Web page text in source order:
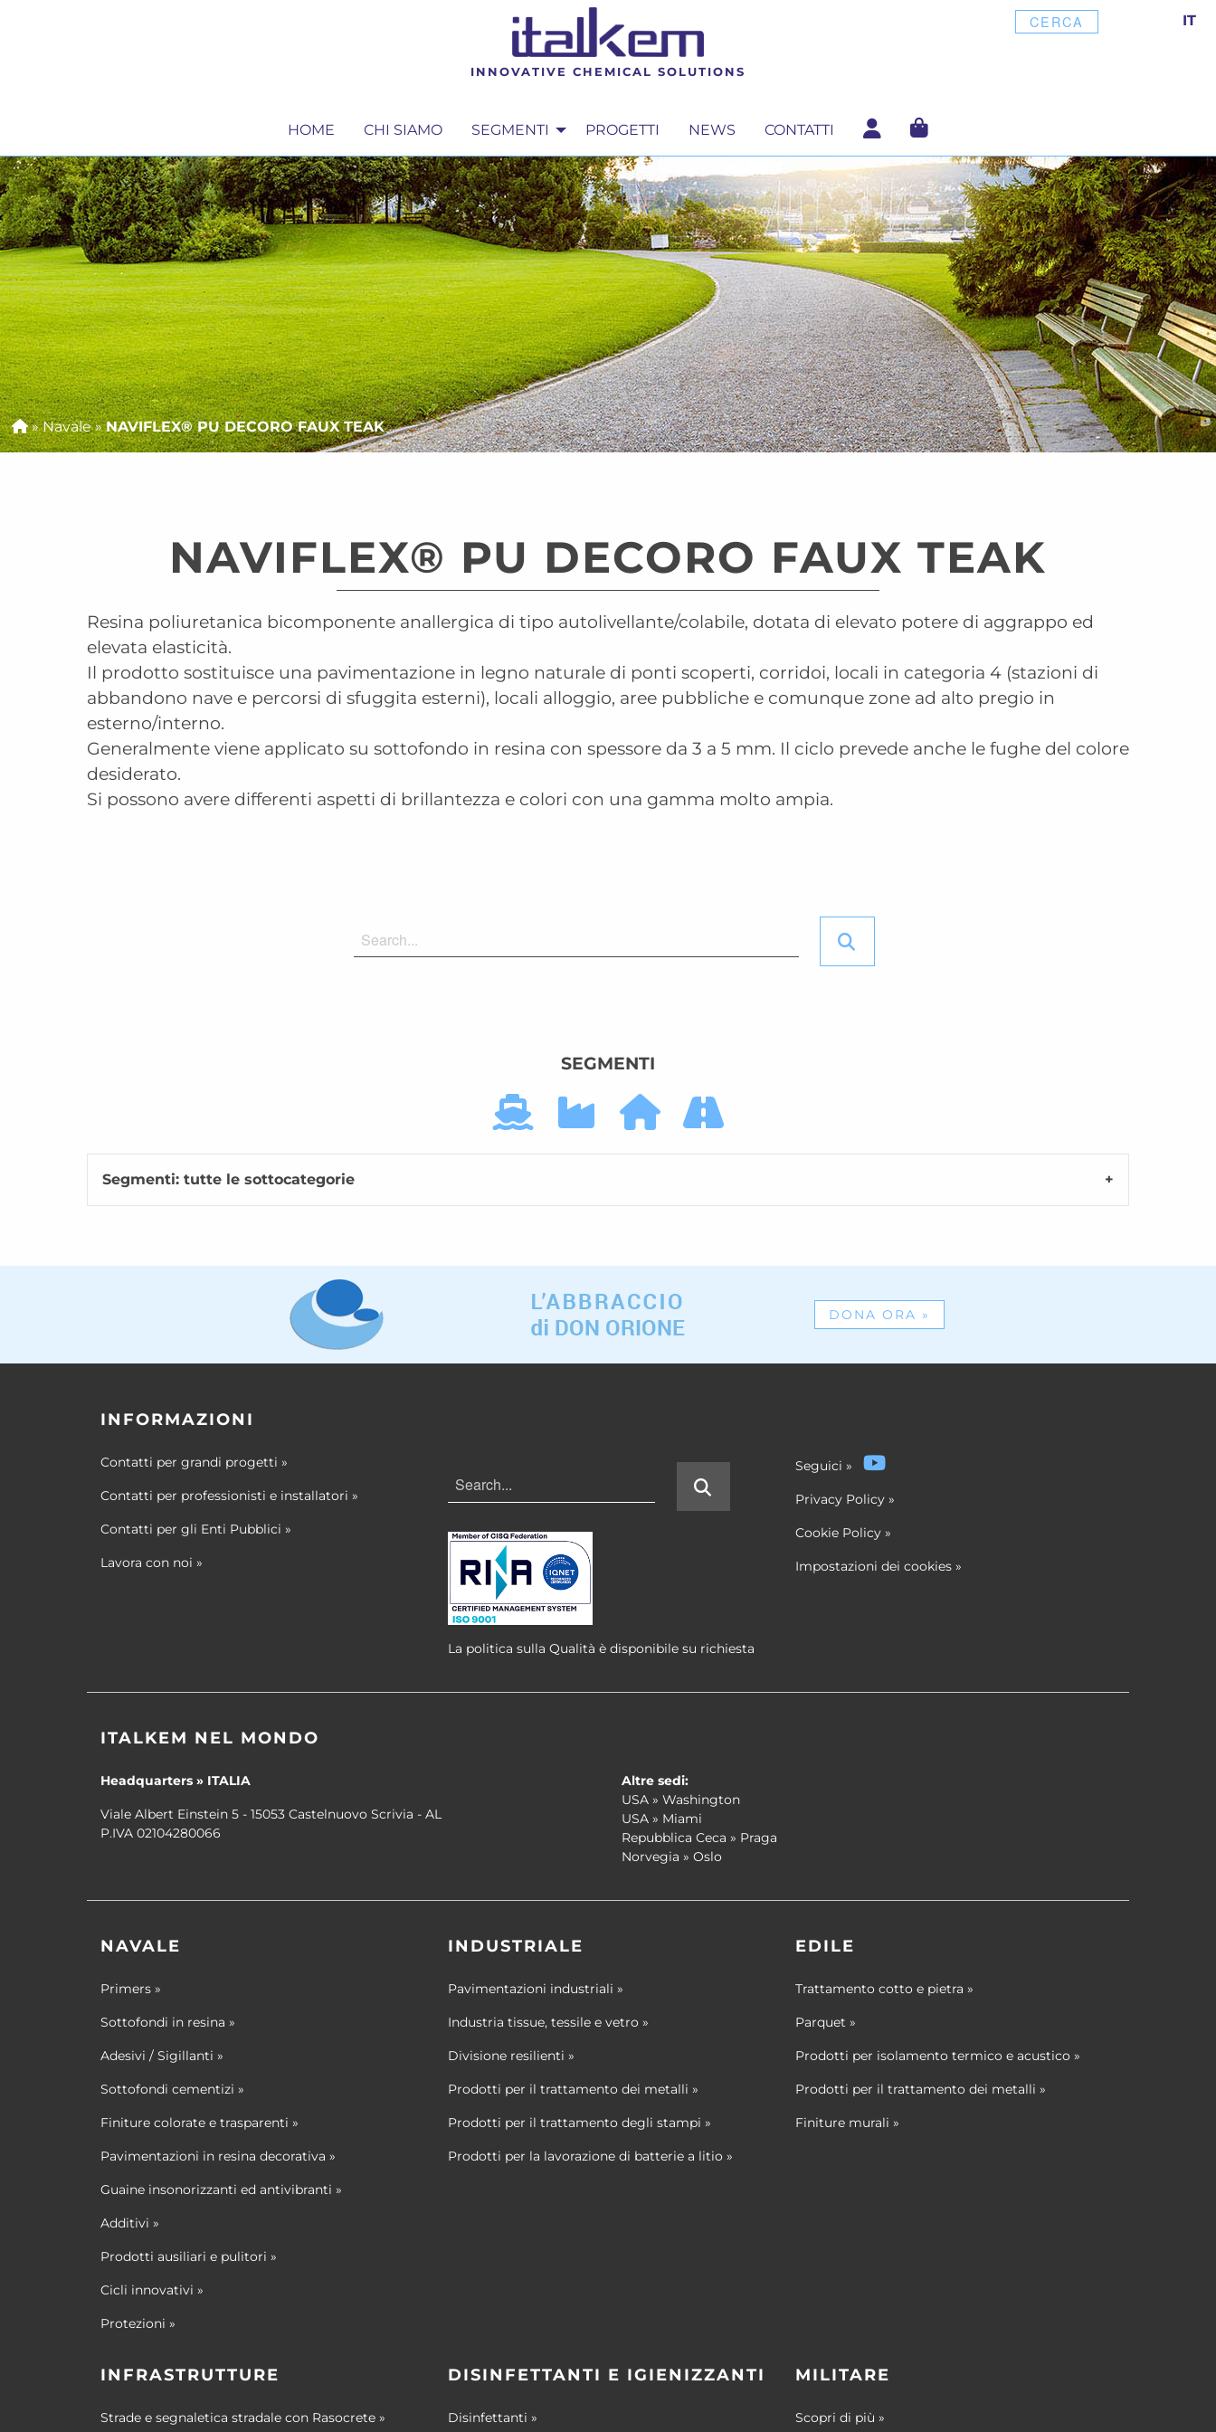
INNOVATIVE CHEMICAL SOLUTIONS
CERCA
HOME CHI SIAMO SEGMENTI PROGETTI NEWS CONTATTI
IT
»Navale»NAVIFLEX® PU DECORO FAUX TEAK
NAVIFLEX® PU DECORO FAUX TEAK
Resina poliuretanica bicomponente anallergica di tipo autolivellante/colabile, dotata di elevato potere di aggrappo ed
elevata elasticità.
Il prodotto sostituisce una pavimentazione in legno naturale di ponti scoperti, corridoi, locali in categoria 4 (stazioni di
abbandono nave e percorsi di sfuggita esterni), locali alloggio, aree pubbliche e comunque zone ad alto pregio in
esterno/interno.
Generalmente viene applicato su sottofondo in resina con spessore da 3 a 5 mm. Il ciclo prevede anche le fughe del colore
desiderato.
Si possono avere differenti aspetti di brillantezza e colori con una gamma molto ampia.
SEGMENTI
Segmenti: tutte le sottocategorie
DONA ORA »
INFORMAZIONI
Contatti per grandi progetti »
Contatti per professionisti e installatori »
Contatti per gli Enti Pubblici »
Lavora con noi »
La politica sulla Qualità è disponibile su richiesta
Seguici »
Privacy Policy »
Cookie Policy »
Impostazioni dei cookies »
ITALKEM NEL MONDO
Headquarters » ITALIA
Viale Albert Einstein 5 - 15053 Castelnuovo Scrivia - AL
P.IVA 02104280066
Altre sedi:
USA » Washington
USA » Miami
Repubblica Ceca » Praga
Norvegia » Oslo
NAVALE
Primers »
Sottofondi in resina »
Adesivi / Sigillanti »
Sottofondi cementizi »
Finiture colorate e trasparenti »
Pavimentazioni in resina decorativa »
Guaine insonorizzanti ed antivibranti »
Additivi »
Prodotti ausiliari e pulitori »
Cicli innovativi »
Protezioni »
INDUSTRIALE
Pavimentazioni industriali »
Industria tissue, tessile e vetro »
Divisione resilienti »
Prodotti per il trattamento dei metalli »
Prodotti per il trattamento degli stampi »
Prodotti per la lavorazione di batterie a litio »
EDILE
Trattamento cotto e pietra »
Parquet »
Prodotti per isolamento termico e acustico »
Prodotti per il trattamento dei metalli »
Finiture murali »
INFRASTRUTTURE
Strade e segnaletica stradale con Rasocrete »
DISINFETTANTI E IGIENIZZANTI
Disinfettanti »
MILITARE
Scopri di più »